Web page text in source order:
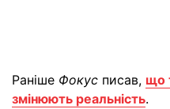
Раніше Фокус писав, що
змінюють реальність.